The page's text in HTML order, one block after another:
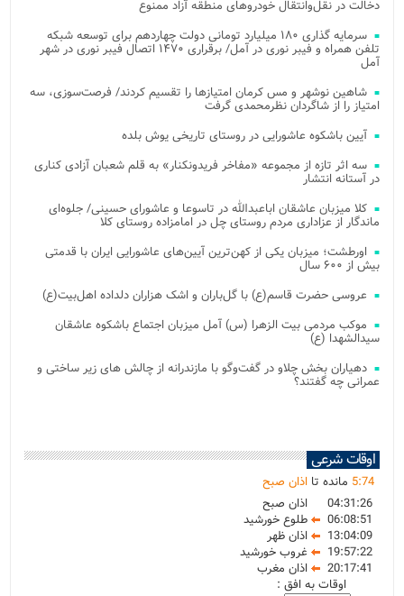
دخالت در نقل‌وانتقال خودروهای منطقه آزاد ممنوع
سرمایه گذاری ۱۸۰ میلیارد تومانی دولت چهاردهم برای توسعه شبکه
تلفن همراه و فیبر نوری در آمل/ برقراری ۱۴۷۰ اتصال فیبر نوری در شهر
آمل
شاهین نوشهر و مس کرمان امتیازها را تقسیم کردند/ فرصت‌سوزی، سه
امتیاز را از شاگردان نظرمحمدی گرفت
آیین باشکوه عاشورایی در روستای تاریخی یوش بلده
سه اثر تازه از مجموعه «مفاخر فریدونکنار» به قلم شعبان آزادی کناری
در آستانه انتشار
کلا میزبان عاشقان اباعبدالله در تاسوعا و عاشورای حسینی/ جلوه‌ای
ماندگار از عزاداری مردم روستای چل در امامزاده روستای کلا
اورطشت؛ میزبان یکی از کهن‌ترین آیین‌های عاشورایی ایران با قدمتی
بیش از ۶۰۰ سال
عروسی حضرت قاسم(ع) با گل‌باران و اشک هزاران دلداده اهل‌بیت(ع)
موکب مردمی بیت‌ الزهرا (س) آمل میزبان اجتماع باشکوه عاشقان
سیدالشهدا (ع)
دهیاران بخش چلاو در گفت‌وگو با مازندرانه از چالش های زیر ساختی و
عمرانی چه گفتند؟
اوقات شرعی
5:74 مانده تا اذان صبح
04:31:26
اذان صبح
06:08:51
طلوع خورشید
13:04:09
اذان ظهر
19:57:22
غروب خورشید
20:17:41
اذان مغرب
اوقات به افق :